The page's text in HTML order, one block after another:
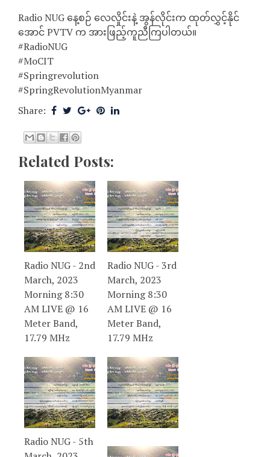
Radio NUG နေ့စဉ် လေလှိုင်းနဲ့ အွန်လိုင်းက ထုတ်လွှင့်နိုင်
အောင် PVTV က အားဖြည့်ကူညီကြပါတယ်။
#RadioNUG
#MoCIT
#Springrevolution
#SpringRevolutionMyanmar
Share:
Related Posts:
Radio NUG - 2nd
March, 2023
Morning 8:30
AM LIVE @ 16
Meter Band,
17.79 MHz
Radio NUG - 3rd
March, 2023
Morning 8:30
AM LIVE @ 16
Meter Band,
17.79 MHz
Radio NUG - 5th